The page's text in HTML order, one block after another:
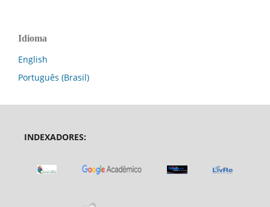
Idioma
English
Português (Brasil)
INDEXADORES: